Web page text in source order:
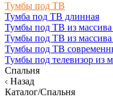
Тумбы под ТВ
Тумба под ТВ длинная
Тумбы под ТВ из массива
Тумбы под ТВ из
Тумбы под ТВ
Тумбы под телевизор из
Спальня
Назад
Каталог/Спальня